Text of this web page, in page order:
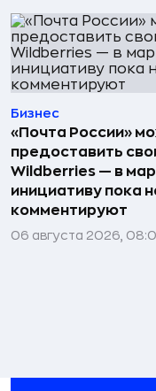
Бизнес
«Почта России»
предоставить
Wildberries — в
инициативу пока
комментируют
06 августа 2026,